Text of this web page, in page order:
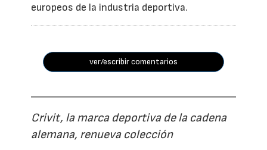
europeos de la industria deportiva.
ver/escribir comentarios
Crivit, la marca deportiva de la cadena
alemana, renueva colección